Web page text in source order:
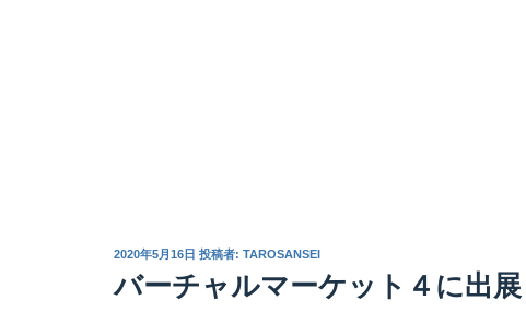
投
日:
2020年5月16日 投稿者: TAROSANSEI
バーチャルマーケット４に出